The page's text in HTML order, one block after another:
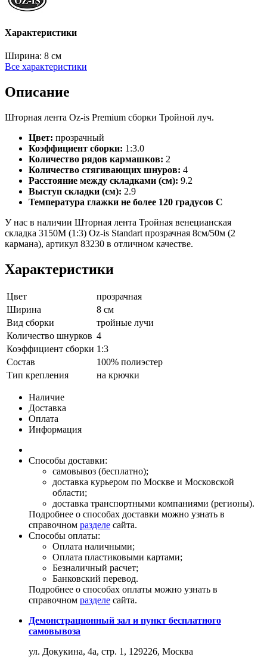
Характеристики
Ширина: 8 см
Все характеристики
Описание
Шторная лента Oz-is Premium сборки Тройной луч.
Цвет: прозрачный
Коэффициент сборки: 1:3.0
Количество рядов кармашков: 2
Количество стягивающих шнуров: 4
Расстояние между складками (см): 9.2
Выступ складки (см): 2.9
Температура глажки не более 120 градусов С
У нас в наличии Шторная лента Тройная венецианская
складка 3150M (1:3) Oz-is Standart прозрачная 8см/50м (2
кармана), артикул 83230 в отличном качестве.
Характеристики
Цвет
прозрачная
Ширина
8 см
Вид сборки
тройные лучи
Количество шнурков 4
Коэффициент сборки 1:3
Состав
100% полиэстер
Тип крепления
на крючки
Наличие
Доставка
Оплата
Информация
Способы доставки:
самовывоз (бесплатно);
доставка курьером по Москве и Московской
области;
доставка транспортными компаниями (регионы).
Подробнее о способах доставки можно узнать в
справочном разделе сайта.
Способы оплаты:
Оплата наличными;
Оплата пластиковыми картами;
Безналичный расчет;
Банковский перевод.
Подробнее о способах оплаты можно узнать в
справочном разделе сайта.
Демонстрационный зал и пункт бесплатного
самовывоза
ул. Докукина, 4а, стр. 1, 129226, Москва